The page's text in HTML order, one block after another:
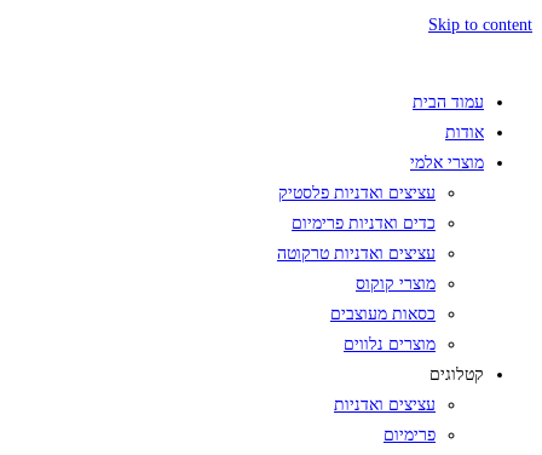
Skip to content
עמוד הבית
אודות
מוצרי אלמי
עציצים ואדניות פלסטיק
כדים ואדניות פרימיום
עציצים ואדניות טרקוטה
מוצרי קוקוס
כסאות מעוצבים
מוצרים נלווים
קטלוגים
עציצים ואדניות
פרימיום